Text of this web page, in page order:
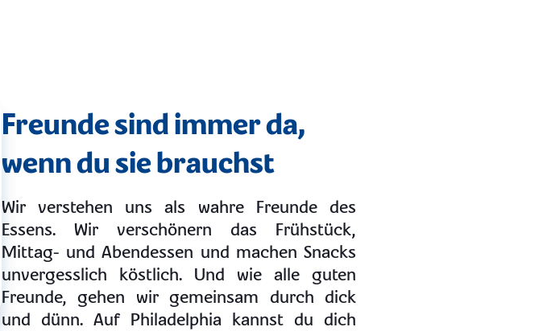
Freunde sind immer da,
wenn du sie brauchst
Wir verstehen uns als wahre Freunde des
Essens. Wir verschönern das Frühstück,
Mittag- und Abendessen und machen Snacks
unvergesslich köstlich. Und wie alle guten
Freunde, gehen wir gemeinsam durch dick
und dünn. Auf Philadelphia kannst du dich